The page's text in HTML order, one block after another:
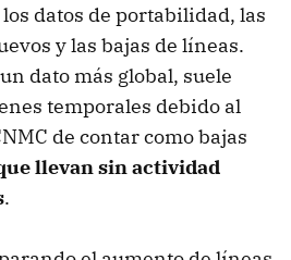
datos de portabilidad, las
y las bajas de líneas.
dato más global, suele
temporales debido al
de contar como bajas
llevan sin actividad
.